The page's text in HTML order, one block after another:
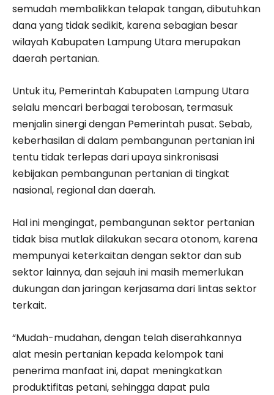
semudah membalikkan telapak tangan, dibutuhkan
dana yang tidak sedikit, karena sebagian besar
wilayah Kabupaten Lampung Utara merupakan
daerah pertanian.
Untuk itu, Pemerintah Kabupaten Lampung Utara
selalu mencari berbagai terobosan, termasuk
menjalin sinergi dengan Pemerintah pusat. Sebab,
keberhasilan di dalam pembangunan pertanian ini
tentu tidak terlepas dari upaya sinkronisasi
kebijakan pembangunan pertanian di tingkat
nasional, regional dan daerah.
Hal ini mengingat, pembangunan sektor pertanian
tidak bisa mutlak dilakukan secara otonom, karena
mempunyai keterkaitan dengan sektor dan sub
sektor lainnya, dan sejauh ini masih memerlukan
dukungan dan jaringan kerjasama dari lintas sektor
terkait.
“Mudah-mudahan, dengan telah diserahkannya
alat mesin pertanian kepada kelompok tani
penerima manfaat ini, dapat meningkatkan
produktifitas petani, sehingga dapat pula